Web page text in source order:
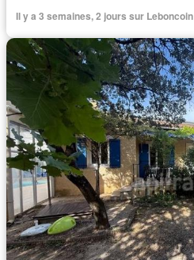
Il y a 3 semaines, 2 jours sur Leboncoin